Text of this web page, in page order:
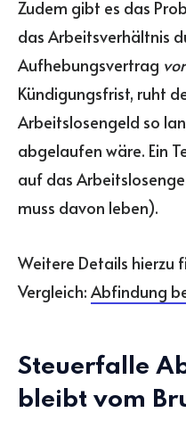
Zudem gibt es das
das Arbeitsverhältnis
Aufhebungsvertrag vor
Kündigungsfrist, ruht
Arbeitslosengeld so
abgelaufen wäre. Ein
auf das
muss davon leben).
Weitere Details hierzu
Vergleich: Abfindung
Steuerfalle
bleibt vom